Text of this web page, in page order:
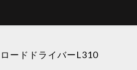
ードドライバーL310